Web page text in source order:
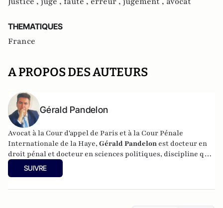
THEMATIQUES
France
A PROPOS DES AUTEURS
Gérald Pandelon
Avocat à la Cour d'appel de Paris et à la Cour Pénale
Internationale de la Haye, Gérald Pandelon est docteur en
droit pénal et docteur en sciences politiques, discipline qu'il
a enseignée pendant 15 ans. Gérald Pandelon est Président
de l'Association française des professionnels de la justice et
SUIVRE